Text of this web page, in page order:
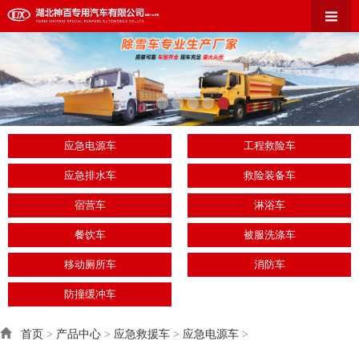
应急电源车 工程救险车
应急排水车 救险装备车
宿营车 淋浴车
餐饮车 被服洗涤车
移动厕所车 消防车
防撞缓冲车
首页 > 产品中心 > 应急救援车 > 应急电源车 >